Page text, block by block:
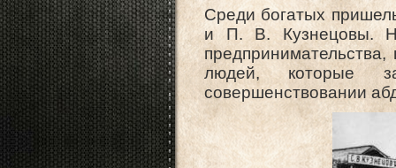
Среди богатых
и П. В. Кузнецовы.
людей, которые
совершенствовании